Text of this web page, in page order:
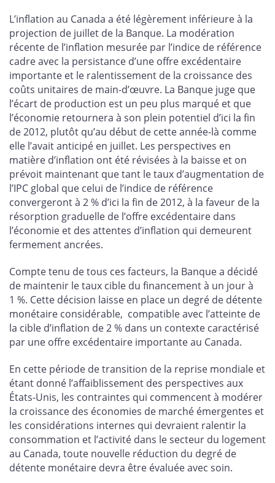
L’inflation au Canada a été légèrement inférieure à la
projection de juillet de la Banque. La modération
récente de l’inflation mesurée par l’indice de référence
cadre avec la persistance d’une offre excédentaire
importante et le ralentissement de la croissance des
coûts unitaires de main-d’œuvre. La Banque juge que
l’écart de production est un peu plus marqué et que
l’économie retournera à son plein potentiel d’ici la fin
de 2012, plutôt qu’au début de cette année-là comme
elle l’avait anticipé en juillet. Les perspectives en
matière d’inflation ont été révisées à la baisse et on
prévoit maintenant que tant le taux d’augmentation de
l’IPC global que celui de l’indice de référence
convergeront à 2 % d’ici la fin de 2012, à la faveur de la
résorption graduelle de l’offre excédentaire dans
l’économie et des attentes d’inflation qui demeurent
fermement ancrées.
Compte tenu de tous ces facteurs, la Banque a décidé
de maintenir le taux cible du financement à un jour à
1 %. Cette décision laisse en place un degré de détente
monétaire considérable, compatible avec l’atteinte de
la cible d’inflation de 2 % dans un contexte caractérisé
par une offre excédentaire importante au Canada.
En cette période de transition de la reprise mondiale et
étant donné l’affaiblissement des perspectives aux
États-Unis, les contraintes qui commencent à modérer
la croissance des économies de marché émergentes et
les considérations internes qui devraient ralentir la
consommation et l’activité dans le secteur du logement
au Canada, toute nouvelle réduction du degré de
détente monétaire devra être évaluée avec soin.